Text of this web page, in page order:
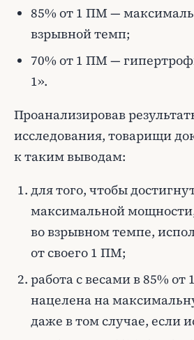
85% от 1 ПМ —
взрывной темп;
70% от 1 ПМ —
1».
Проанализировав
исследования, товарищи
к таким выводам:
для того, чтобы
максимальной
во взрывном темпе,
от своего 1 ПМ;
работа с весами в 85%
нацелена на
даже в том случае, если